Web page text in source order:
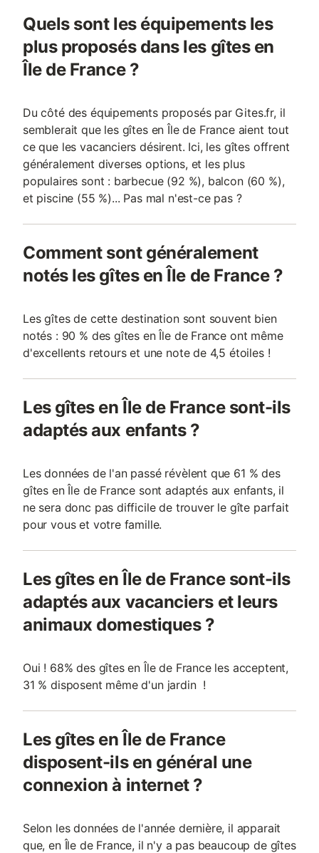
Quels sont les équipements les
plus proposés dans les gîtes en
Île de France ?
Du côté des équipements proposés par Gites.fr, il
semblerait que les gîtes en Île de France aient tout
ce que les vacanciers désirent. Ici, les gîtes offrent
généralement diverses options, et les plus
populaires sont : barbecue (92 %), balcon (60 %),
et piscine (55 %)... Pas mal n'est-ce pas ?
Comment sont généralement
notés les gîtes en Île de France ?
Les gîtes de cette destination sont souvent bien
notés : 90 % des gîtes en Île de France ont même
d'excellents retours et une note de 4,5 étoiles !
Les gîtes en Île de France sont-ils
adaptés aux enfants ?
Les données de l'an passé révèlent que 61 % des
gîtes en Île de France sont adaptés aux enfants, il
ne sera donc pas difficile de trouver le gîte parfait
pour vous et votre famille.
Les gîtes en Île de France sont-ils
adaptés aux vacanciers et leurs
animaux domestiques ?
Oui ! 68% des gîtes en Île de France les acceptent,
31 % disposent même d'un jardin !
Les gîtes en Île de France
disposent-ils en général une
connexion à internet ?
Selon les données de l'année dernière, il apparait
que, en Île de France, il n'y a pas beaucoup de gîtes